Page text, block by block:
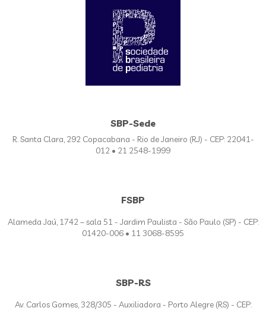
SBP-Sede
R. Santa Clara, 292 Copacabana - Rio de Janeiro (RJ) - CEP: 22041-
012 • 21 2548-1999
FSBP
Alameda Jaú, 1742 – sala 51 - Jardim Paulista - São Paulo (SP) - CEP:
01420-006 • 11 3068-8595
SBP-RS
Av. Carlos Gomes, 328/305 - Auxiliadora - Porto Alegre (RS) - CEP: